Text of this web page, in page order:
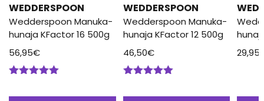
WEDDERSPOON
Wedderspoon Manuka-
hunaja KFactor 16 500g
56,95€
WEDDERSPOON
Wedderspoon Manuka-
hunaja KFactor 12 500g
46,50€
29,95